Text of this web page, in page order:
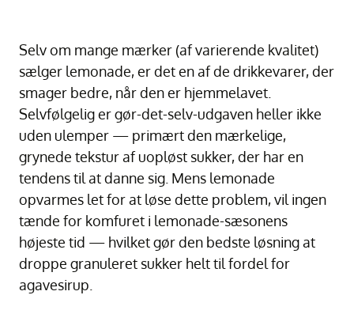
Selv om mange mærker (af varierende kvalitet)
sælger lemonade, er det en af de drikkevarer, der
smager bedre, når den er hjemmelavet.
Selvfølgelig er gør-det-selv-udgaven heller ikke
uden ulemper — primært den mærkelige,
grynede tekstur af uopløst sukker, der har en
tendens til at danne sig. Mens lemonade
opvarmes let for at løse dette problem, vil ingen
tænde for komfuret i lemonade-sæsonens
højeste tid — hvilket gør den bedste løsning at
droppe granuleret sukker helt til fordel for
agavesirup.